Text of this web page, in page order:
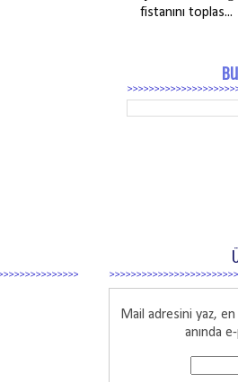
fistanını toplas...
Mail adresini yaz, en
anında